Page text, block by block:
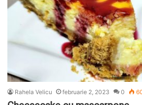
Rahela Velicu februarie 2, 2023 0